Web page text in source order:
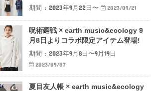
期間 : 2023年9月22日〜
2023/09/21
呪術廻戦 × earth music&ecology 9
月8日よりコラボ限定アイテム登場!
期間 : 2023年9月8日〜9月19日
2023/09/07
夏目友人帳 × earth music&ecology